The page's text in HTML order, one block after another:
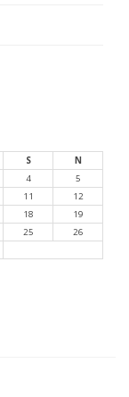
S
N
4
5
11
12
18
19
25
26